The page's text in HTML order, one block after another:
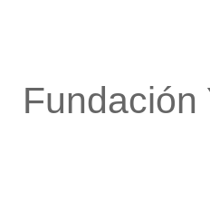
Fundación